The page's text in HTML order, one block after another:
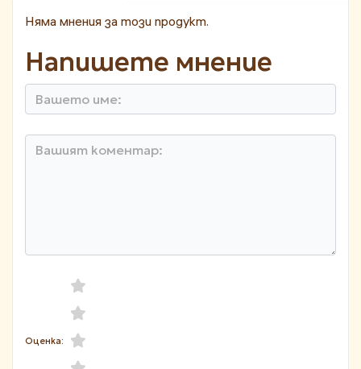
Няма мнения за този продукт.
Напишете мнение
Оценка: